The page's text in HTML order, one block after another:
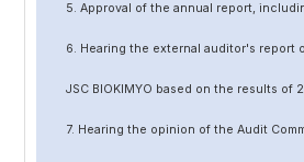
5. Approval of the annual report,
6. Hearing the external auditor's report
JSC BIOKIMYO based on the results of
7. Hearing the opinion of the Audit